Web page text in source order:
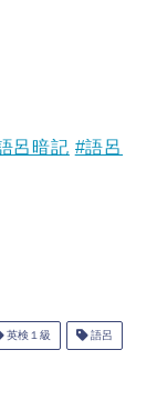
呂暗記 #語呂
英検１級 語呂